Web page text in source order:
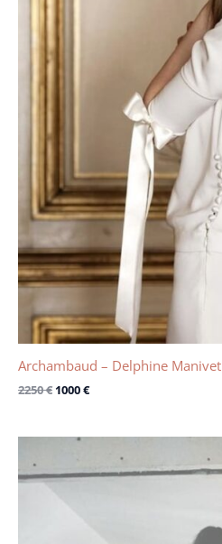
Archambaud – Delphine Manivet
2250€ 1000€
initial
3400 €.
actuel